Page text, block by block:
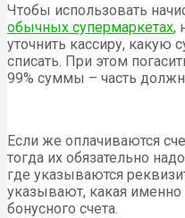
Чтобы использовать
обычных супермаркетах,
уточнить кассиру, какую
списать. При этом
99% суммы – часть
Если же оплачиваются
тогда их обязательно
где указываются
указывают, какая
бонусного счета.